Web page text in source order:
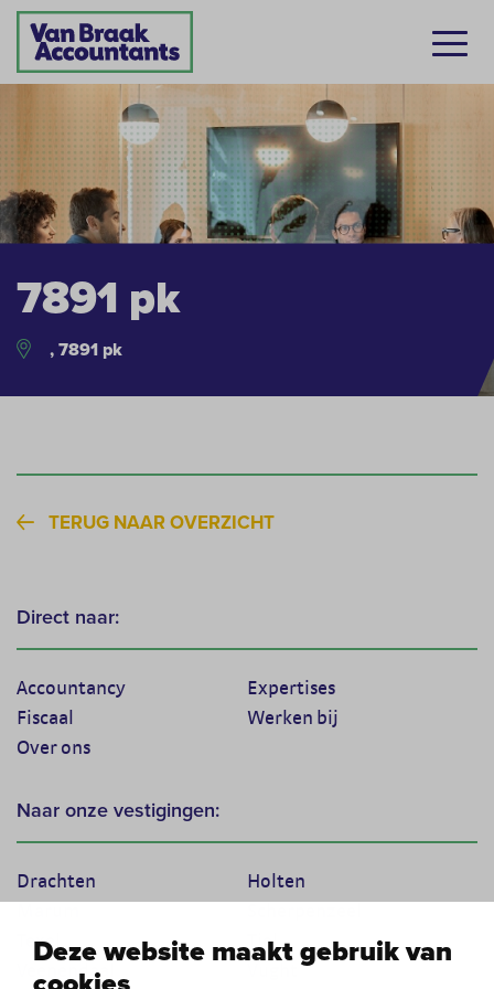
Deze website maakt gebruik van
7891 pk
, 7891 pk
TERUG NAAR OVERZICHT
Direct naar:
Accountancy
Expertises
Fiscaal
Werken bij
Over ons
Naar onze vestigingen:
Drachten
Holten
Texel
Tiel
Veenendaal